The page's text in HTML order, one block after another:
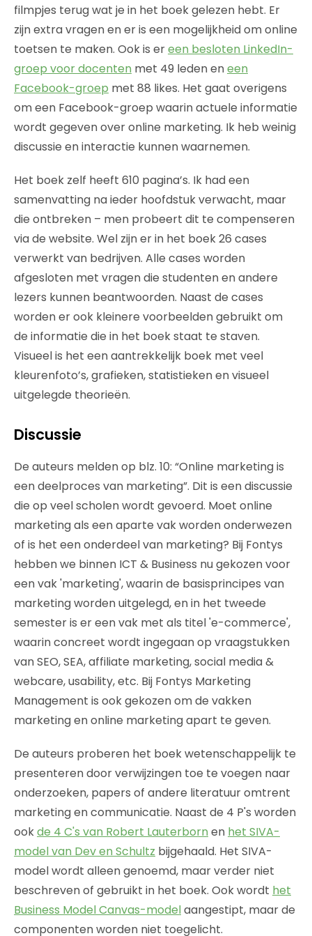
filmpjes terug wat je in het boek gelezen hebt. Er
zijn extra vragen en er is een mogelijkheid om online
toetsen te maken. Ook is ereen besloten LinkedIn-
groep voor docenten met 49 leden eneen
Facebook-groep met 88 likes. Het gaat overigens
om een Facebook-groep waarin actuele informatie
wordt gegeven over online marketing. Ik heb weinig
discussie en interactie kunnen waarnemen.
Het boek zelf heeft 610 pagina’s. Ik had een
samenvatting na ieder hoofdstuk verwacht, maar
die ontbreken – men probeert dit te compenseren
via de website. Wel zijn er in het boek 26 cases
verwerkt van bedrijven. Alle cases worden
afgesloten met vragen die studenten en andere
lezers kunnen beantwoorden. Naast de cases
worden er ook kleinere voorbeelden gebruikt om
de informatie die in het boek staat te staven.
Visueel is het een aantrekkelijk boek met veel
kleurenfoto’s, grafieken, statistieken en visueel
uitgelegde theorieën.
Discussie
De auteurs melden op blz. 10: “Online marketing is
een deelproces van marketing”. Dit is een discussie
die op veel scholen wordt gevoerd. Moet online
marketing als een aparte vak worden onderwezen
of is het een onderdeel van marketing? Bij Fontys
hebben we binnen ICT & Business nu gekozen voor
een vak 'marketing', waarin de basisprincipes van
marketing worden uitgelegd, en in het tweede
semester is er een vak met als titel 'e-commerce',
waarin concreet wordt ingegaan op vraagstukken
van SEO, SEA, affiliate marketing, social media &
webcare, usability, etc. Bij Fontys Marketing
Management is ook gekozen om de vakken
marketing en online marketing apart te geven.
De auteurs proberen het boek wetenschappelijk te
presenteren door verwijzingen toe te voegen naar
onderzoeken, papers of andere literatuur omtrent
marketing en communicatie. Naast de 4 P's worden
ookde 4 C's van Robert Lauterborn en het SIVA-
model van Dev en Schultz bijgehaald. Het SIVA-
model wordt alleen genoemd, maar verder niet
beschreven of gebruikt in het boek. Ook wordt het
Business Model Canvas-modelaangestipt, maar de
componenten worden niet toegelicht.